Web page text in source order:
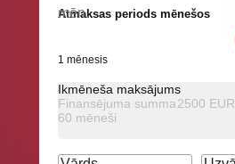
Atmaksas periods mēnešos
mēn.
1 mēnesis
Ikmēneša maksājums
Finansējuma summa2500 EUR
60 mēneši